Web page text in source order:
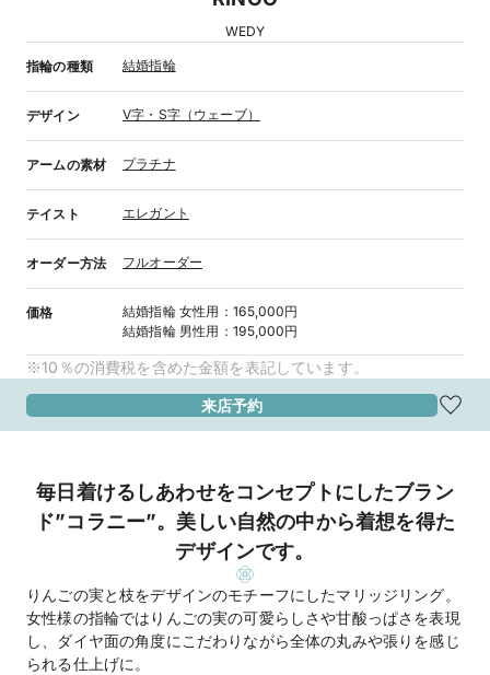
WEDY
指輪の種類 結婚指輪
デザイン V字・S字（ウェーブ）
アームの素材 プラチナ
テイスト エレガント
オーダー方法 フルオーダー
価格 結婚指輪 女性用 ：165,000円
結婚指輪 男性用 ：195,000円
※10％の消費税を含めた金額を表記しています。
来店予約
毎日着けるしあわせをコンセプトにしたブラン
ド”コラニー”。美しい自然の中から着想を得た
デザインです。
りんごの実と枝をデザインのモチーフにしたマリッジリング。
女性様の指輪ではりんごの実の可愛らしさや甘酸っぱさを表現
し、ダイヤ面の角度にこだわりながら全体の丸みや張りを感じ
られる仕上げに。